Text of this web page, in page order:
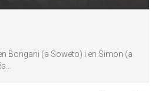
Bongani (a Soweto) i en Simon (a